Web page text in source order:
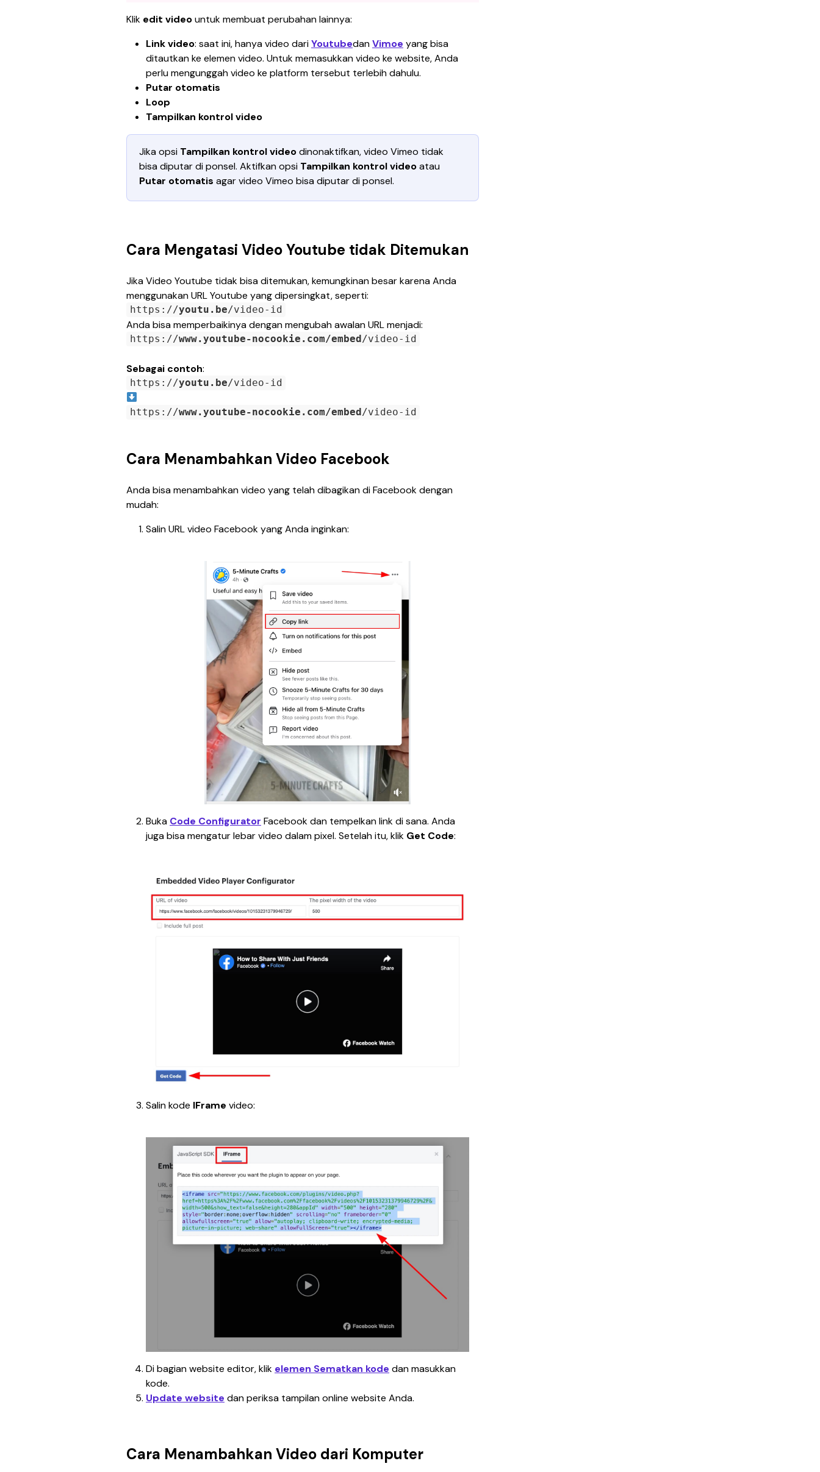
Klik edit video untuk membuat perubahan lainnya:
Link video: saat ini, hanya video dariYoutubedan Vimoe yang bisa
ditautkan ke elemen video. Untuk memasukkan video ke website, Anda
perlu mengunggah video ke platform tersebut terlebih dahulu.
Putar otomatis
Loop
Tampilkan kontrol video
Jika opsi Tampilkan kontrol video dinonaktifkan, video Vimeo tidak
bisa diputar di ponsel. Aktifkan opsi Tampilkan kontrol video atau
Putar otomatis agar video Vimeo bisa diputar di ponsel.
Cara Mengatasi Video Youtube tidak Ditemukan
Jika Video Youtube tidak bisa ditemukan, kemungkinan besar karena Anda
menggunakan URL Youtube yang dipersingkat, seperti:
https://youtu.be/video-id
Anda bisa memperbaikinya dengan mengubah awalan URL menjadi:
https://www.youtube-nocookie.com/embed /video-id
Sebagai contoh:
https://youtu.be/video-id
https://www.youtube-nocookie.com/embed /video-id
Cara Menambahkan Video Facebook
Anda bisa menambahkan video yang telah dibagikan di Facebook dengan
mudah:
Salin URL video Facebook yang Anda inginkan:
Buka Code Configurator Facebook dan tempelkan link di sana. Anda
juga bisa mengatur lebar video dalam pixel. Setelah itu, klik Get Code:
Salin kode IFrame video:
Di bagian website editor, klik elemen Sematkan kode dan masukkan
kode.
Update website dan periksa tampilan online website Anda.
Cara Menambahkan Video dari Komputer